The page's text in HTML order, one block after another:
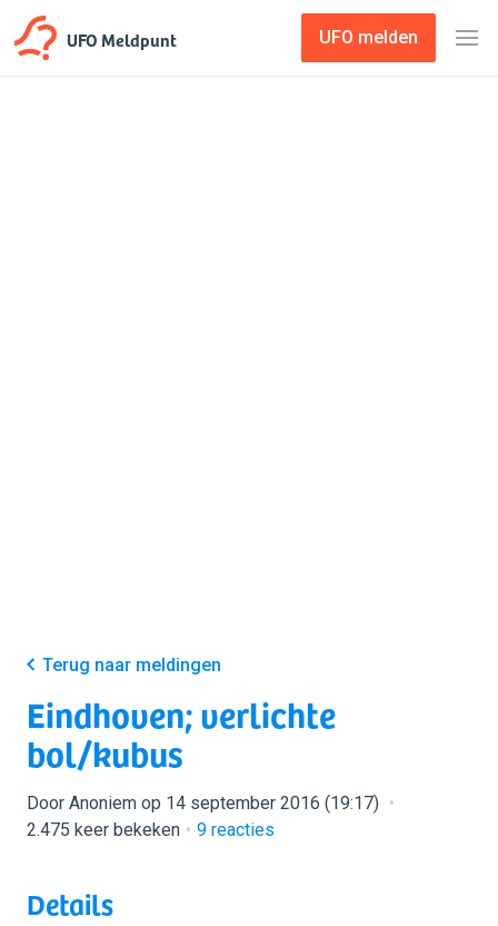
UFO Meldpunt UFO melden
Terug naar meldingen
Eindhoven; verlichte
bol/kubus
Door Anoniem op 14 september 2016 (19:17)
2.475 keer bekeken
9 reacties
Details